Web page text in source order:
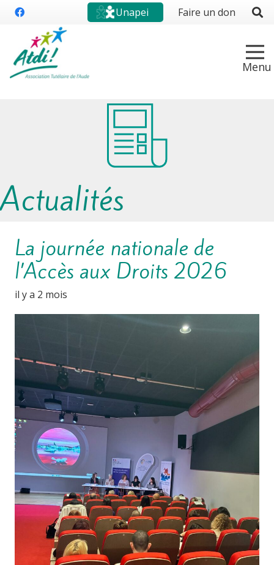
Unapei Faire un don
Actualités
La journée nationale de
l’Accès aux Droits 2026
il y a 2 mois